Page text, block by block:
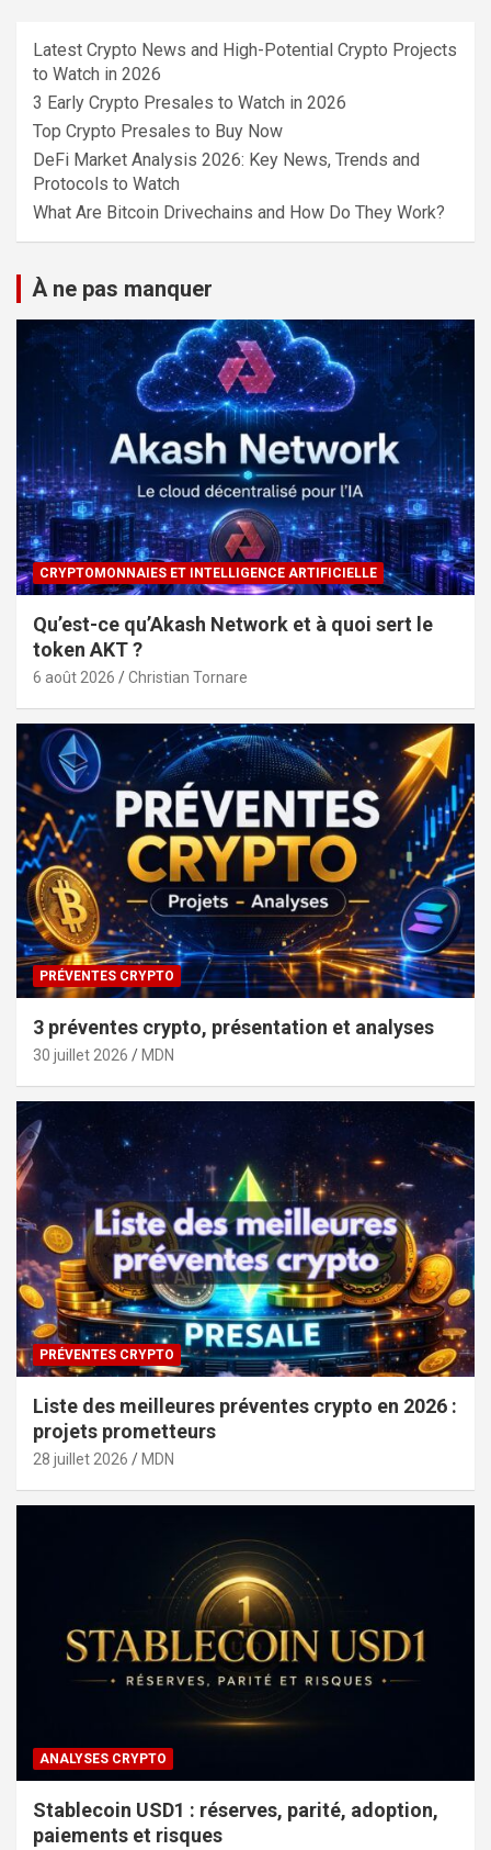
Latest Crypto News and High-Potential Crypto Projects
to Watch in 2026
3 Early Crypto Presales to Watch in 2026
Top Crypto Presales to Buy Now
DeFi Market Analysis 2026: Key News, Trends and
Protocols to Watch
What Are Bitcoin Drivechains and How Do They Work?
À ne pas manquer
CRYPTOMONNAIES ET INTELLIGENCE ARTIFICIELLE
Qu’est-ce qu’Akash Network et à quoi sert le
token AKT ?
6 août 2026 Christian Tornare
PRÉVENTES CRYPTO
3 préventes crypto, présentation et analyses
30 juillet 2026 MDN
PRÉVENTES CRYPTO
Liste des meilleures préventes crypto en 2026 :
projets prometteurs
28 juillet 2026 MDN
ANALYSES CRYPTO
Stablecoin USD1 : réserves, parité, adoption,
paiements et risques